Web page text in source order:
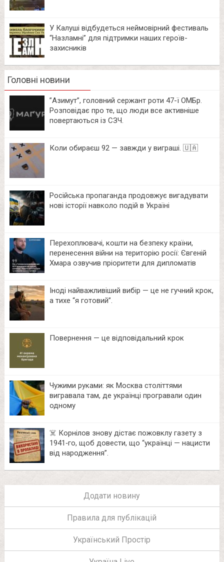
У Калуші відбудеться неймовірний фестиваль
“Назламні” для підтримки наших героїв-
захисників
Головні новини
⁨”Азимут”, головний сержант роти 47-ї ОМБр.
Розповідає про те, що люди все активніше
повертаються із СЗЧ.
Коли обираєш 92 — завжди у виграші. 🇺🇦
Російська пропаганда продовжує вигадувати
нові історії навколо подій в Україні
Перехоплювачі, кошти на безпеку країни,
перенесення війни на територію росії: Євгеній
Хмара озвучив пріоритети для дипломатів
Іноді найважливіший вибір — це не гучний крок,
а тихе “я готовий”.
Повернення — це відповідальний крок
Чужими руками: як Москва століттями
вигравала там, де українці програвали один
одному
☠️ Корнілов знову дістає пожовклу газету з
1941‑го, щоб довести, що “українці — нацисти
від народження”.
Додати новину
Правила для публікацій
Український Простір